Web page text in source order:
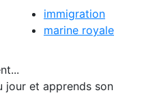
immigration
marine royale
jour et apprends son